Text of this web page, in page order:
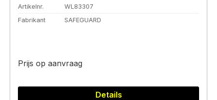
Artikelnr.
WL83307
Fabrikant
SAFEGUARD
Prijs op aanvraag
Details